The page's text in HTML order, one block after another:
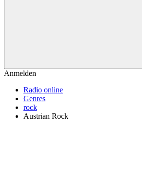
Anmelden
Radio online
Genres
rock
Austrian Rock